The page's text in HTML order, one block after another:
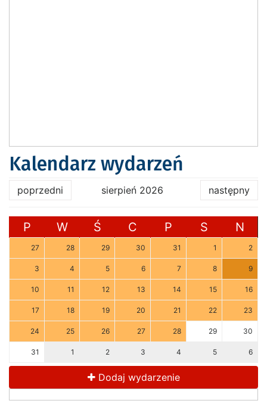
Kalendarz wydarzeń
poprzedni sierpień 2026 następny
P W Ś C P S N
27 28 29 30 31 1 2
3 4 5 6 7 8 9
10 11 12 13 14 15 16
17 18 19 20 21 22 23
24 25 26 27 28 29 30
31 1 2 3 4 5 6
Dodaj wydarzenie